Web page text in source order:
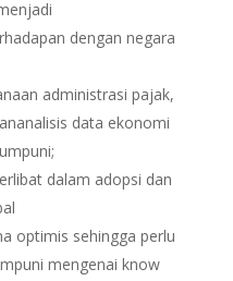
dengan negara
administrasi pajak,
data ekonomi
dalam adopsi dan
optimis sehingga perlu
mengenai know